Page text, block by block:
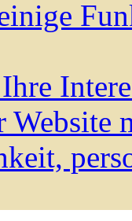
Website